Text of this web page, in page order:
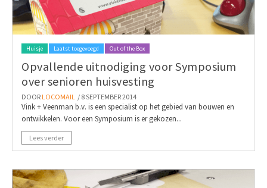
Huisje Laatst toegevoegd Out of the Box
Opvallende uitnodiging voor Symposium
over senioren huisvesting
DOOR LOCOMAIL / 8 SEPTEMBER 2014
Vink + Veenman b.v. is een specialist op het gebied van bouwen en
ontwikkelen. Voor een Symposium is er gekozen...
Lees verder